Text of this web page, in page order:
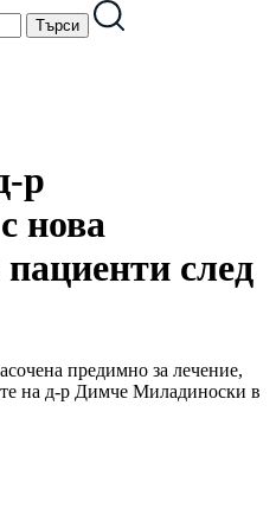
р
нова
след
предимно за лечение,
на д-р Димче Миладиноски в